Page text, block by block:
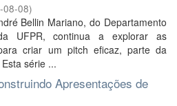
08-08)
Bellin Mariano, do Departamento
UFPR, continua a explorar as
criar um pitch eficaz, parte da
série ...
Apresentações de